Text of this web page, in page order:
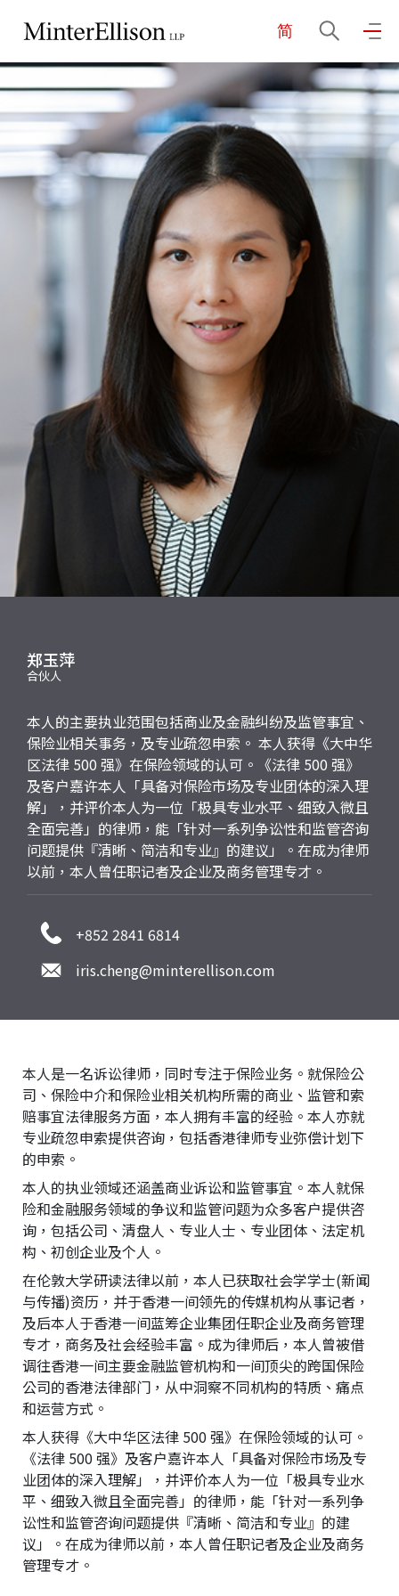
简
EN 繁 简
主页
关于我们
业务领域
我们的团队
社区投入
应届毕业生招聘
联络我们
最新消息
郑玉萍
合伙人
本人的主要执业范围包括商业及金融纠纷及监管事宜、
保险业相关事务，及专业疏忽申索。 本人获得《大中华
区法律 500 强》在保险领域的认可。《法律 500 强》
及客户嘉许本人「具备对保险市场及专业团体的深入理
解」，并评价本人为一位「极具专业水平、细致入微且
全面完善」的律师，能「针对一系列争讼性和监管咨询
问题提供『清晰、简洁和专业』的建议」。在成为律师
以前，本人曾任职记者及企业及商务管理专才。
+852 2841 6814
iris.cheng@minterellison.com
本人是一名诉讼律师，同时专注于保险业务。就保险公
司、保险中介和保险业相关机构所需的商业、监管和索
赔事宜法律服务方面，本人拥有丰富的经验。本人亦就
专业疏忽申索提供咨询，包括香港律师专业弥偿计划下
的申索。
本人的执业领域还涵盖商业诉讼和监管事宜。本人就保
险和金融服务领域的争议和监管问题为众多客户提供咨
询，包括公司、清盘人、专业人士、专业团体、法定机
构、初创企业及个人。
在伦敦大学研读法律以前，本人已获取社会学学士(新闻
与传播)资历，并于香港一间领先的传媒机构从事记者，
及后本人于香港一间蓝筹企业集团任职企业及商务管理
专才，商务及社会经验丰富。成为律师后，本人曾被借
调往香港一间主要金融监管机构和一间顶尖的跨国保险
公司的香港法律部门，从中洞察不同机构的特质、痛点
和运营方式。
本人获得《大中华区法律 500 强》在保险领域的认可。
《法律 500 强》及客户嘉许本人「具备对保险市场及专
业团体的深入理解」，并评价本人为一位「极具专业水
平、细致入微且全面完善」的律师，能「针对一系列争
讼性和监管咨询问题提供『清晰、简洁和专业』的建
议」。在成为律师以前，本人曾任职记者及企业及商务
管理专才。